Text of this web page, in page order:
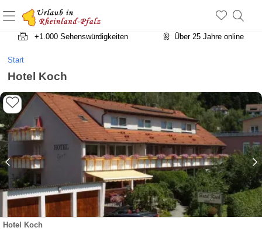
+1.500 Unterkünfte in Rheinland-Pfalz
+1.000 Sehenswürdigkeiten
Über 25 Jahre online
Start
Hotel Koch
Hotel Koch